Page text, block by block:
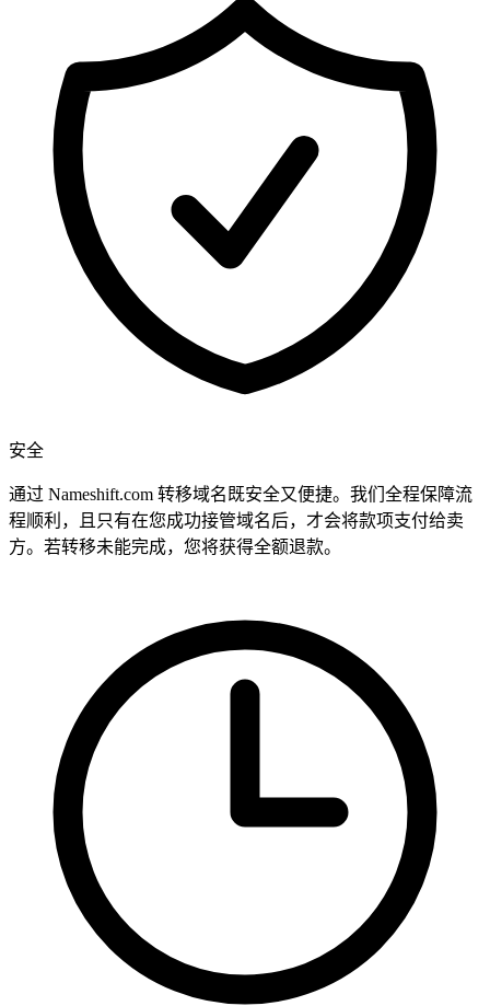
安全
通过 Nameshift.com 转移域名既安全又便捷。我们全程保障流
程顺利，且只有在您成功接管域名后，才会将款项支付给卖
方。若转移未能完成，您将获得全额退款。